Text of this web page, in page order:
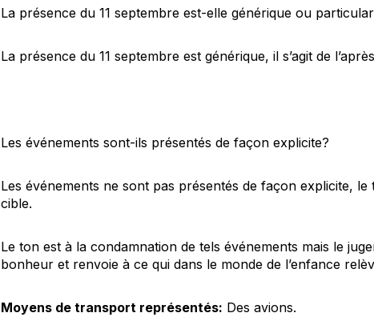
La présence du 11 septembre est-elle générique ou
La présence du 11 septembre est générique, il s’agit de
Les événements sont-ils présentés de façon explicite?
Les événements ne sont pas présentés de façon explicite,
cible.
Le ton est à la condamnation de tels événements mais le
bonheur et renvoie à ce qui dans le monde de l’enfance
Moyens de transport représentés: Des avions.